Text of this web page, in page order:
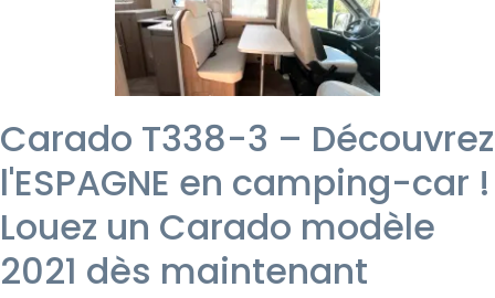
Carado T338-3 – Découvrez
l'ESPAGNE en camping-car !
Louez un Carado modèle
2021 dès maintenant